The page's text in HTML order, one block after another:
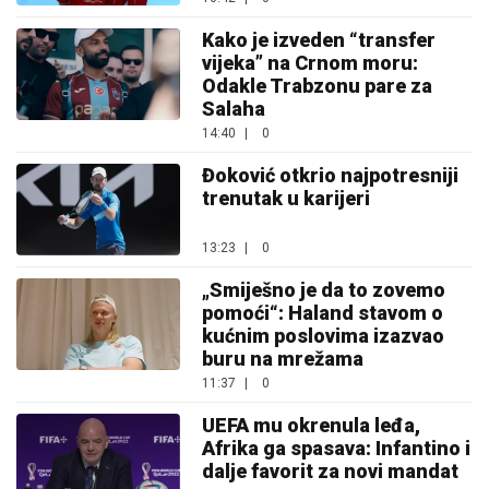
Kako je izveden “transfer
vijeka” na Crnom moru:
Odakle Trabzonu pare za
Salaha
14:40 | 0
Đoković otkrio najpotresniji
trenutak u karijeri
13:23 0
„Smiješno je da to zovemo
pomoći“: Haland stavom o
kućnim poslovima izazvao
buru na mrežama
11:37 0
UEFA mu okrenula leđa,
Afrika ga spasava: Infantino i
dalje favorit za novi mandat